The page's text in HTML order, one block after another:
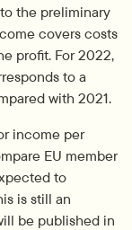
the preliminary
covers costs
profit. For 2022,
to a
with 2021.
income per
EU member
to
is still an
be published in